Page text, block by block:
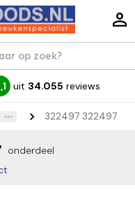
uit 34.055 reviews
322497 322497
onderdeel